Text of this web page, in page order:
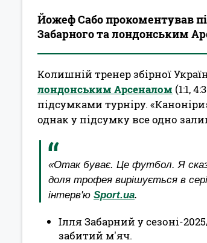
Йожеф Сабо прокоментував
Забарного та лондонським
Колишній тренер збірної
лондонським Арсеналом (1:1,
підсумками турніру.
однак у підсумку все одно
«Отак буває. Це футбол. Я
доля трофея вирішується в
інтерв'ю Sport.ua.
Ілля Забарний у сезоні-
забитий м'яч.